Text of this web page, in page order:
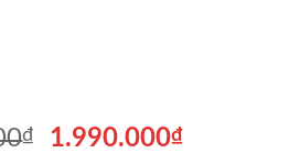
₫
Giá
1.990.000₫Giá